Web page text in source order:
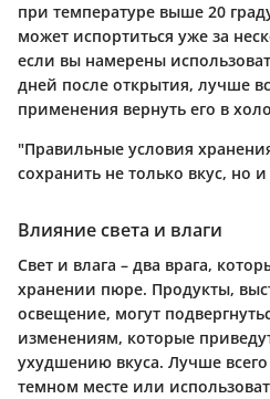
при температуре выше 20
может испортиться уже за
если вы намерены
дней после открытия, лучше
применения вернуть его в
"Правильные условия
сохранить не только вкус, но
Влияние света и влаги
Свет и влага – два врага,
хранении пюре. Продукты,
освещение, могут
изменениям, которые
ухудшению вкуса. Лучше
темном месте или